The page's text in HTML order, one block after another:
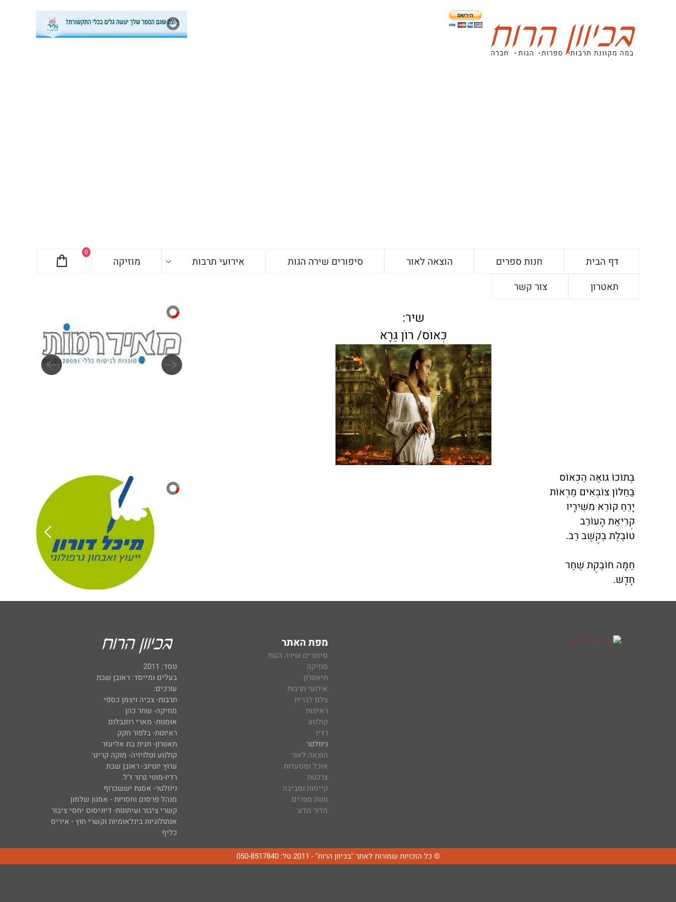
0
דף הבית חנות ספרים הוצאה לאור סיפורים שירה הגות אירועי תרבות
מוזיקה
תאטרון
צור קשר
שיר:
כְּאוֹס/ רוֹן גֵּרָא
בְּתוֹכוֹ גּוֹאֶה הַכְּאוֹס
בַּחַלּוֹן צוֹבְאִים מַרְאוֹת
יָרֵחַ קוֹרֵא מִשִּׁירָיו
קְרִיאַת הָעוֹרֵב
טוֹבֶלֶת בְּקֶשֶׁב רַב.
חַמָּה חוֹבֶקֶת שַׁחַר
חָדָשׁ.
מפת האתר
סיפורים שירה הגות
מוזיקה
תיאטרון
אירועי תרבות
צלם לברית
ראיונות
קולנוע
רדיו
ניוזלטר
הוצאה לאור
אוכל ומסעדות
צרכנות
קיימות וסביבה
חנות ספרים
מדור מדע
נוסד: 2011
בעלים ומייסד: ראובן שבת
עורכים:
תרבות- צביה ויצמן כספי
מוזיקה- שחר כהן
אומנות- מארי רוזנבלום
ראיונות- בלפור חקק
תאטרון- חגית בת אליעזר
קולנוע וטלויזיה- מוקה קריגר
ערוץ יוטיוב- ראובן שבת
רדיו-מוטי גרנר ז"ל.
ניוזלטר- אסנת יששכרוף
מנהל פרסום וחסויות - אמנון שלמון
קשרי ציבור ועיתונות- דיוניסוס יחסי ציבור
אנתולוגיות בינלאומיות וקשרי חוץ - איריס
כליף
© כל הזכויות שמורות לאתר "בכיוון הרוח" - 2011 טל: 050-8517840